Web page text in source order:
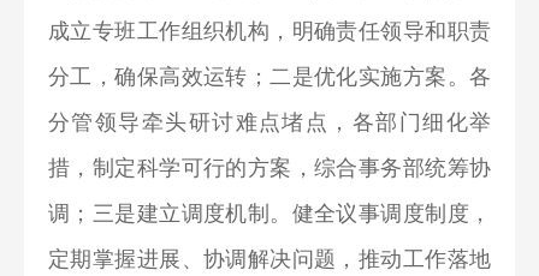
成立专班工作组织机构，明确责任领导和职责
分工，确保高效运转；二是优化实施方案。各
分管领导牵头研讨难点堵点，各部门细化举
措，制定科学可行的方案，综合事务部统筹协
调；三是建立调度机制。健全议事调度制度，
定期掌握进展、协调解决问题，推动工作落地